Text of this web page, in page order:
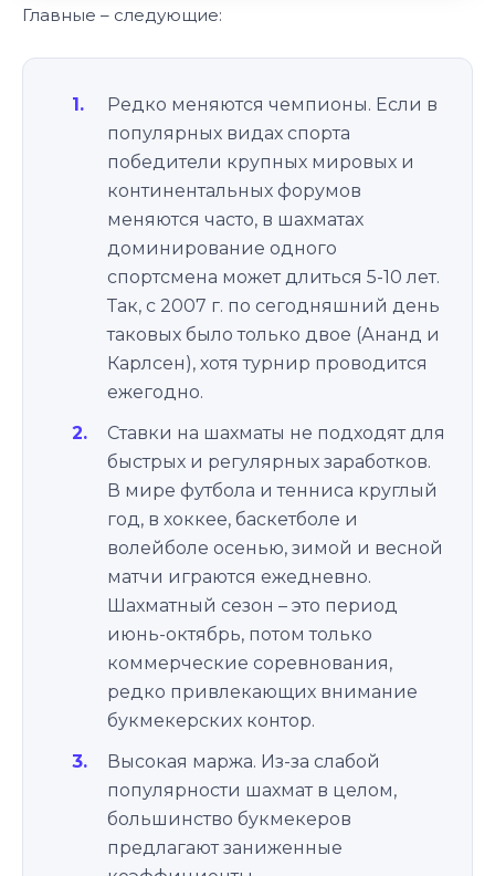
Главные – следующие:
Редко меняются чемпионы. Если в
популярных видах спорта
победители крупных мировых и
континентальных форумов
меняются часто, в шахматах
доминирование одного
спортсмена может длиться 5-10 лет.
Так, с 2007 г. по сегодняшний день
таковых было только двое (Ананд и
Карлсен), хотя турнир проводится
ежегодно.
Ставки на шахматы не подходят для
быстрых и регулярных заработков.
В мире футбола и тенниса круглый
год, в хоккее, баскетболе и
волейболе осенью, зимой и весной
матчи играются ежедневно.
Шахматный сезон – это период
июнь-октябрь, потом только
коммерческие соревнования,
редко привлекающих внимание
букмекерских контор.
Высокая маржа. Из-за слабой
популярности шахмат в целом,
большинство букмекеров
предлагают заниженные